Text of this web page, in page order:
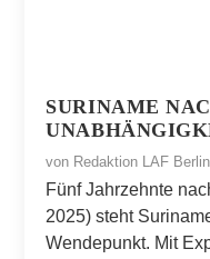
SURINAME
von Redaktion LAF Berlin
Fünf Jahrzehnte
2025) steht
Wendepunkt. Mit